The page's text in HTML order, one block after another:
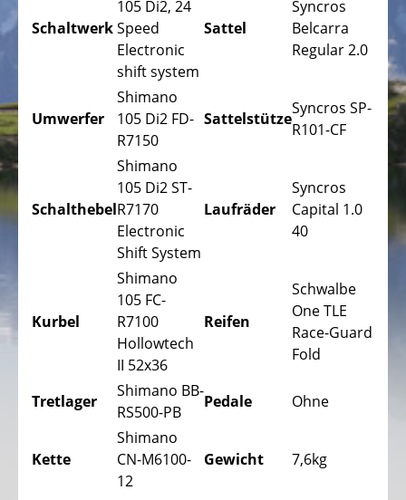
Trekking
Fahrräder
Offroad
Trekking
Fahrräder
Stadtfahrräder
Faltfahrräder
Tandem
Fahrräder
Liegeräder,
Dreiräder
Kinder
Liegeräder,
Dreiräder
DAS
ELEKTROFAHRRAD
Schaltwerk
105 Di2, 24
Speed
Electronic
shift system
Sattel
Syncros
Belcarra
Regular 2.0
Umwerfer
Shimano
105 Di2 FD-
R7150
Sattelstütze
Syncros SP-
R101-CF
Schalthebel
Shimano
105 Di2 ST-
R7170
Electronic
Shift System
Laufräder
Syncros
Capital 1.0
40
Kurbel
Shimano
105 FC-
R7100
Hollowtech
II 52x36
Reifen
Schwalbe
One TLE
Race-Guard
Fold
Tretlager
Shimano BB-
RS500-PB
Pedale Ohne
Kette
Shimano
CN-M6100-
12
Gewicht 7,6kg